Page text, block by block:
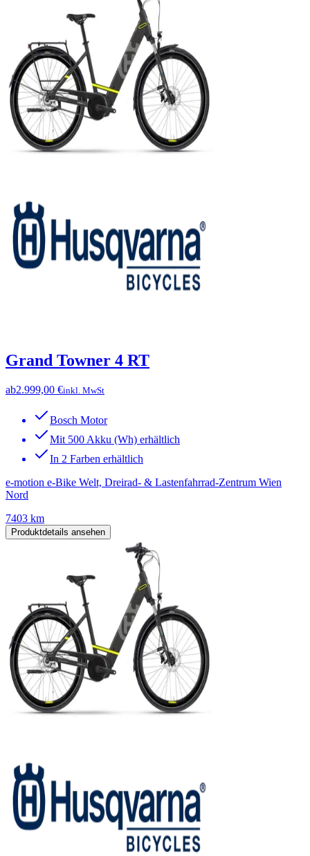
Grand Towner 4 RT
ab2.999,00 €inkl. MwSt
Bosch Motor
Mit 500 Akku (Wh) erhältlich
In 2 Farben erhältlich
e-motion e-Bike Welt, Dreirad- & Lastenfahrrad-Zentrum Wien
Nord
7403 km
Produktdetails ansehen